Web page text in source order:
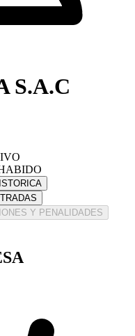
S.A.C
Y PENALIDADES